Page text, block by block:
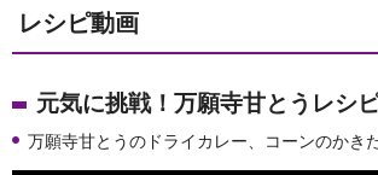
レシピ動画
元気に挑戦！万願寺甘とうレシ
万願寺甘とうのドライカレー、コーンのかき